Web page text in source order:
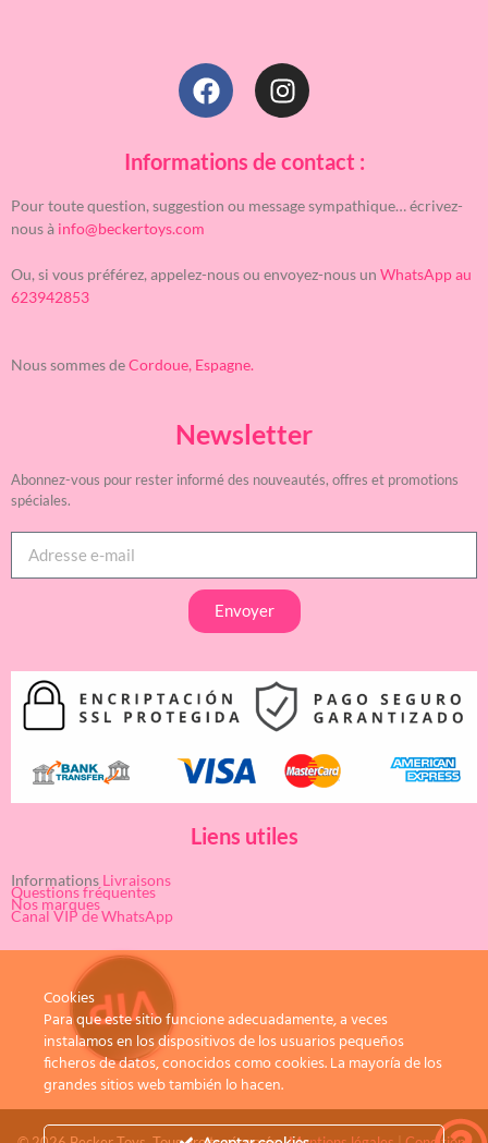
Informations de contact :
Pour toute question, suggestion ou message sympathique… écrivez-
nous à info@beckertoys.com
Ou, si vous préférez, appelez-nous ou envoyez-nous un WhatsApp au
623942853
Nous sommes deCordoue, Espagne.
Newsletter
Abonnez-vous pour rester informé des nouveautés, offres et promotions
spéciales.
Envoyer
Liens utiles
Informations Livraisons
Questions fréquentes
Nos marques
Canal VIP de WhatsApp
Cookies
Para que este sitio funcione adecuadamente, a veces
instalamos en los dispositivos de los usuarios pequeños
ficheros de datos, conocidos como cookies. La mayoría de los
grandes sitios web también lo hacen.